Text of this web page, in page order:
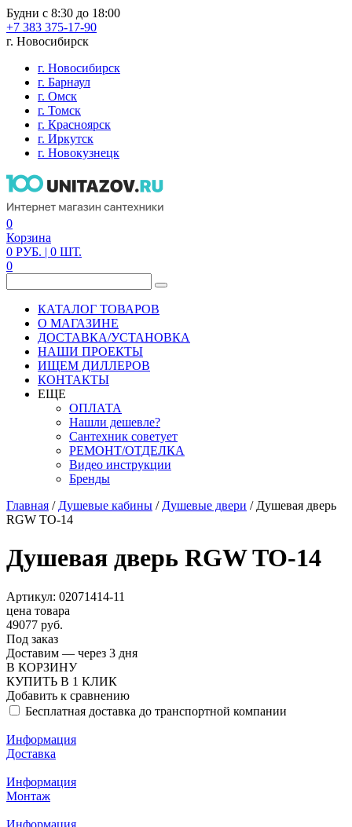
Будни с 8:30 до 18:00
+7 383 375-17-90
г. Новосибирск
г. Новосибирск
г. Барнаул
г. Омск
г. Томск
г. Красноярск
г. Иркутск
г. Новокузнецк
0
Корзина
0 РУБ. | 0 ШТ.
0
КАТАЛОГ ТОВАРОВ
О МАГАЗИНЕ
ДОСТАВКА/УСТАНОВКА
НАШИ ПРОЕКТЫ
ИЩЕМ ДИЛЛЕРОВ
КОНТАКТЫ
ЕЩЕ
ОПЛАТА
Нашли дешевле?
Сантехник советует
РЕМОНТ/ОТДЕЛКА
Видео инструкции
Бренды
Главная / Душевые кабины / Душевые двери / Душевая дверь
RGW TO-14
Душевая дверь RGW TO-14
Артикул: 02071414-11
цена товара
49077 руб.
Под заказ
Доставим — через 3 дня
В КОРЗИНУ
КУПИТЬ В 1 КЛИК
Добавить к сравнению
Бесплатная доставка до транспортной компании
Информация
Доставка
Информация
Монтаж
Информация